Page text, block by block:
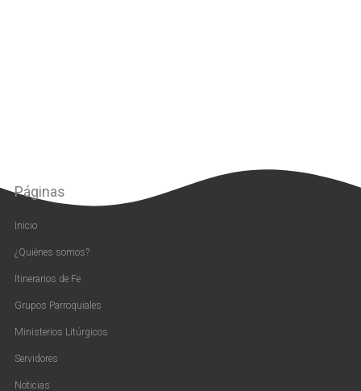
Páginas
Inicio
¿Quiénes somos?
Itinerarios de Fe
Grupos Parroquiales
Ministerios Litúrgicos
Servidores
Noticias